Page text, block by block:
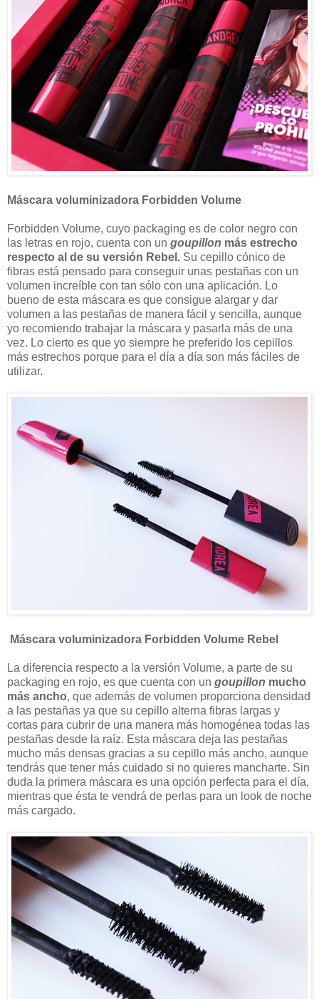
Máscara voluminizadora Forbidden Volume
Forbidden Volume, cuyo packaging es de color negro con
las letras en rojo, cuenta con un goupillon más estrecho
respecto al de su versión Rebel. Su cepillo cónico de
fibras está pensado para conseguir unas pestañas con un
volumen increíble con tan sólo con una aplicación. Lo
bueno de esta máscara es que consigue alargar y dar
volumen a las pestañas de manera fácil y sencilla, aunque
yo recomiendo trabajar la máscara y pasarla más de una
vez. Lo cierto es que yo siempre he preferido los cepillos
más estrechos porque para el día a día son más fáciles de
utilizar.
Máscara voluminizadora Forbidden Volume Rebel
La diferencia respecto a la versión Volume, a parte de su
packaging en rojo, es que cuenta con un goupillon mucho
más ancho, que además de volumen proporciona densidad
a las pestañas ya que su cepillo alterna fibras largas y
cortas para cubrir de una manera más homogénea todas las
pestañas desde la raíz. Esta máscara deja las pestañas
mucho más densas gracias a su cepillo más ancho, aunque
tendrás que tener más cuidado si no quieres mancharte. Sin
duda la primera máscara es una opción perfecta para el día,
mientras que ésta te vendrá de perlas para un look de noche
más cargado.